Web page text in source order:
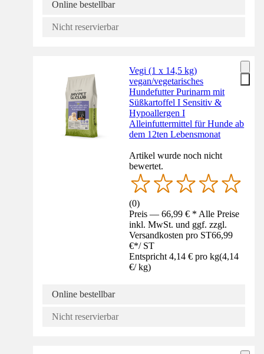
Online bestellbar
Nicht reservierbar
Vegi (1 x 14,5 kg)
vegan/vegetarisches
Hundefutter Purinarm mit
Süßkartoffel I Sensitiv &
Hypoallergen I
Alleinfuttermittel für Hunde ab
dem 12ten Lebensmonat
Artikel wurde noch nicht
bewertet.
(0)
Preis — 66,99 € * Alle Preise
inkl. MwSt. und ggf. zzgl.
Versandkosten pro ST66,99
€*/ ST
Entspricht 4,14 € pro kg(4,14
€/ kg)
Online bestellbar
Nicht reservierbar